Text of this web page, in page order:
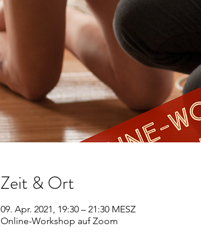
Zeit & Ort
09. Apr. 2021, 19:30 – 21:30 MESZ
Online-Workshop auf Zoom